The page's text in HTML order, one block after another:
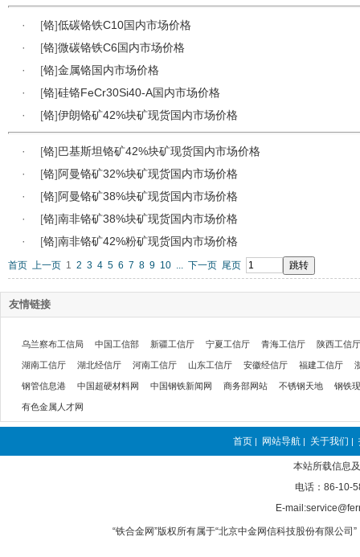
· [铬]低碳铬铁C10国内市场价格
·
[铬]微碳铬铁C6国内市场价格
·
[铬]金属铬国内市场价格
·
[铬]硅铬FeCr30Si40-A国内市场价格
·
[铬]伊朗铬矿42%块矿现货国内市场价格
· [铬]巴基斯坦铬矿42%块矿现货国内市场价格
·
[铬]阿曼铬矿32%块矿现货国内市场价格
·
[铬]阿曼铬矿38%块矿现货国内市场价格
·
[铬]南非铬矿38%块矿现货国内市场价格
·
[铬]南非铬矿42%粉矿现货国内市场价格
首页 上一页 1 2 3 4 5 6 7 8 9 10 ... 下一页 尾页
友情链接
乌兰察布工信局 中国工信部 新疆工信厅 宁夏工信厅 青海工信厅 陕西工信厅
湖南工信厅 湖北经信厅 河南工信厅 山东工信厅 安徽经信厅 福建工信厅
钢管信息港 中国超硬材料网 中国钢铁新闻网 商务部网站 不锈钢天地 钢铁
有色金属人才网
首页 | 网站导航 | 关于我们 |
本站所载信息
电话：86-10-
E-
“铁合金网”版权所有属于“北京中金网信科技股份有限公司